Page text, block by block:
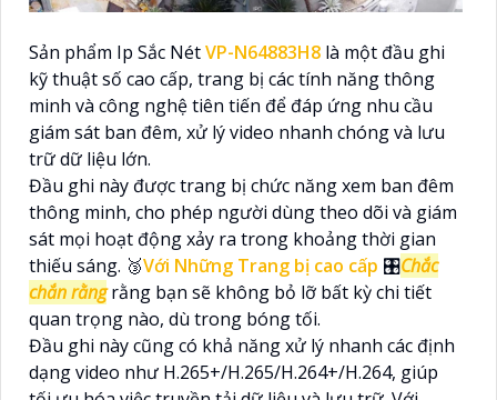
Sản phẩm Ip Sắc NétVP-N64883H8 là một đầu ghi
kỹ thuật số cao cấp, trang bị các tính năng thông
minh và công nghệ tiên tiến để đáp ứng nhu cầu
giám sát ban đêm, xử lý video nhanh chóng và lưu
trữ dữ liệu lớn.
Đầu ghi này được trang bị chức năng xem ban đêm
thông minh, cho phép người dùng theo dõi và giám
sát mọi hoạt động xảy ra trong khoảng thời gian
thiếu sáng. 🥉Với Những Trang bị cao cấp 🎛Chắc
chắn rằngrằng bạn sẽ không bỏ lỡ bất kỳ chi tiết
quan trọng nào, dù trong bóng tối.
Đầu ghi này cũng có khả năng xử lý nhanh các định
dạng video như H.265+/H.265/H.264+/H.264, giúp